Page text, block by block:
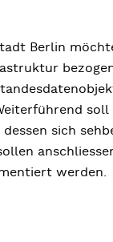
Berlin
sich
werden.